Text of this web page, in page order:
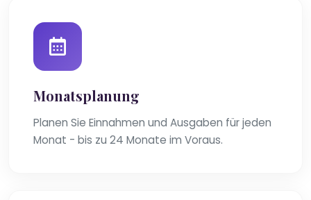
Monatsplanung
Planen Sie Einnahmen und Ausgaben für jeden
Monat - bis zu 24 Monate im Voraus.